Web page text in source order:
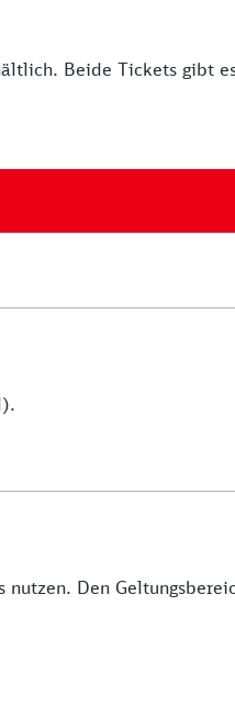
Beide Tickets gibt
Den